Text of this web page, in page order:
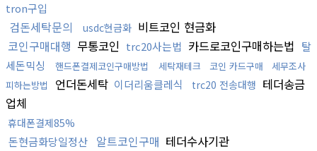
tron구입
검돈세탁문의 usdc현금화 비트코인 현금화
코인구매대행 무통코인 trc20사는법 카드로코인구매하는법 탈
세돈믹싱
핸드폰결제코인구매방법 세탁재테크 코인 카드구매
세무조사
피하는방법
언더돈세탁 이더리움클레식 trc20 전송대행 테더송금
업체
휴대폰결제85%
돈현금화당일정산 알트코인구매 테더수사기관